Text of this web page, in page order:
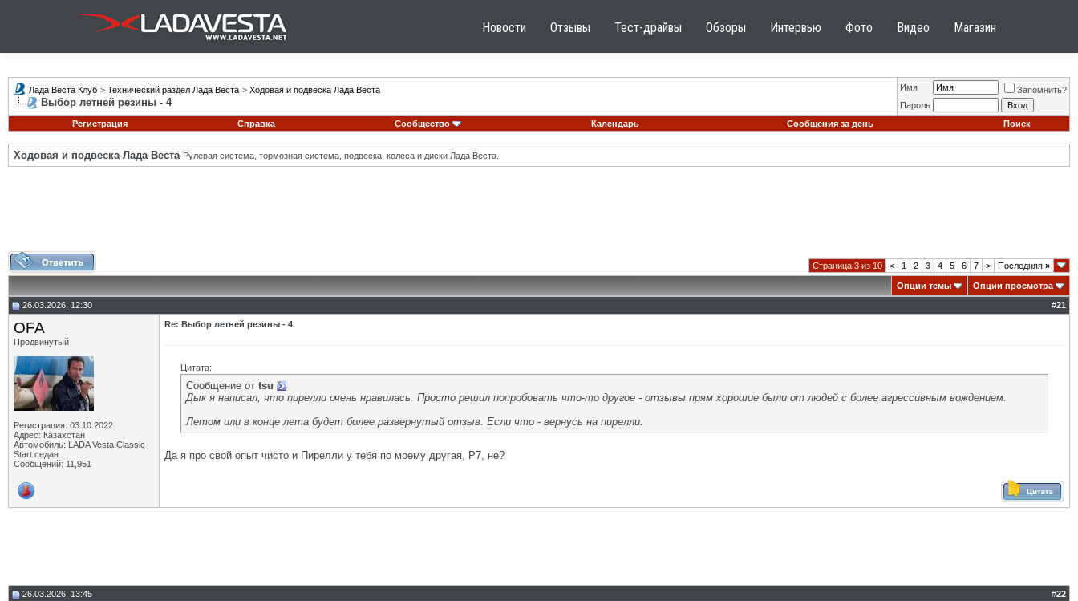
Новости Отзывы Тест-драйвы Обзоры Интервью Фото Видео Магазин
Лада Веста Клуб > Технический раздел Лада Веста > Ходовая и подвеска Лада Веста
Выбор летней резины - 4
Имя
Запомнить?
Пароль
Регистрация
Справка Сообщество Календарь Сообщения за день Поиск
Ходовая и подвеска Лада Веста Рулевая система, тормозная система, подвеска, колеса и диски Лада Веста.
Страница 3 из 10 < 1 2 3 4 5 6 7 > Последняя »
Опции темы
Опции просмотра
26.03.2026, 12:30
#21
OFA
Продвинутый
Регистрация: 03.10.2022
Адрес: Казахстан
Автомобиль: LADA Vesta Classic
Start седан
Сообщений: 11,951
Re: Выбор летней резины - 4
Цитата:
Сообщение от tsu
Дык я написал, что пирелли очень нравилась. Просто решил попробовать что-то другое - отзывы прям хорошие были от людей с более агрессивным вождением.
Летом или в конце лета будет более развернутый отзыв. Если что - вернусь на пирелли.
Да я про свой опыт чисто и Пирелли у тебя по моему другая, Р7, не?
26.03.2026, 13:45 #22